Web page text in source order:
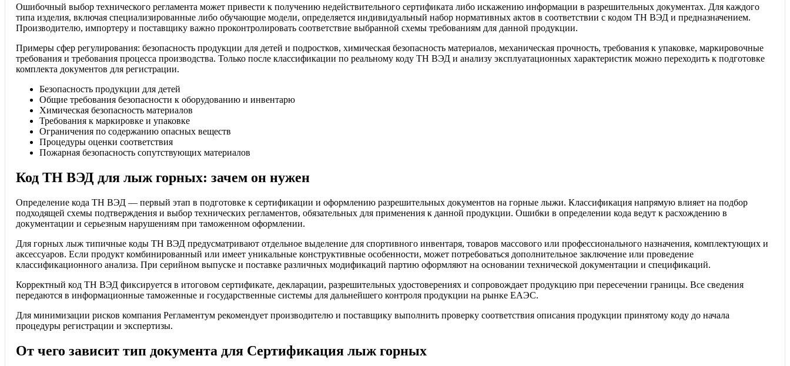
Ошибочный выбор технического регламента может привести к получению недействительного сертификата либо искажению информации в разрешительных документах. Для каждого
типа изделия, включая специализированные либо обучающие модели, определяется индивидуальный набор нормативных актов в соответствии с кодом ТН ВЭД и предназначением.
Производителю, импортеру и поставщику важно проконтролировать соответствие выбранной схемы требованиям для данной продукции.
Примеры сфер регулирования: безопасность продукции для детей и подростков, химическая безопасность материалов, механическая прочность, требования к упаковке, маркировочные
требования и требования процесса производства. Только после классификации по реальному коду ТН ВЭД и анализу эксплуатационных характеристик можно переходить к подготовке
комплекта документов для регистрации.
Безопасность продукции для детей
Общие требования безопасности к оборудованию и инвентарю
Химическая безопасность материалов
Требования к маркировке и упаковке
Ограничения по содержанию опасных веществ
Процедуры оценки соответствия
Пожарная безопасность сопутствующих материалов
Код ТН ВЭД для лыж горных: зачем он нужен
Определение кода ТН ВЭД — первый этап в подготовке к сертификации и оформлению разрешительных документов на горные лыжи. Классификация напрямую влияет на подбор
подходящей схемы подтверждения и выбор технических регламентов, обязательных для применения к данной продукции. Ошибки в определении кода ведут к расхождению в
документации и серьезным нарушениям при таможенном оформлении.
Для горных лыж типичные коды ТН ВЭД предусматривают отдельное выделение для спортивного инвентаря, товаров массового или профессионального назначения, комплектующих и
аксессуаров. Если продукт комбинированный или имеет уникальные конструктивные особенности, может потребоваться дополнительное заключение или проведение
классификационного анализа. При серийном выпуске и поставке различных модификаций партию оформляют на основании технической документации и спецификаций.
Корректный код ТН ВЭД фиксируется в итоговом сертификате, декларации, разрешительных удостоверениях и сопровождает продукцию при пересечении границы. Все сведения
передаются в информационные таможенные и государственные системы для дальнейшего контроля продукции на рынке ЕАЭС.
Для минимизации рисков компания Регламентум рекомендует производителю и поставщику выполнить проверку соответствия описания продукции принятому коду до начала
процедуры регистрации и экспертизы.
От чего зависит тип документа для Сертификация лыж горных